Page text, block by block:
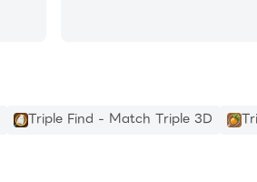
Triple Find - Match Triple 3D